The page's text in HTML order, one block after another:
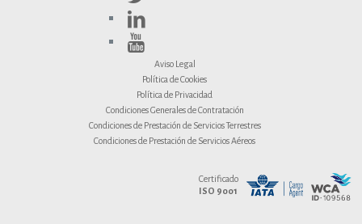
Aviso Legal
Política de Cookies
Política de Privacidad
Condiciones Generales de Contratación
Condiciones de Prestación de Servicios Terrestres
Condiciones de Prestación de Servicios Aéreos
Certificado
ISO 9001